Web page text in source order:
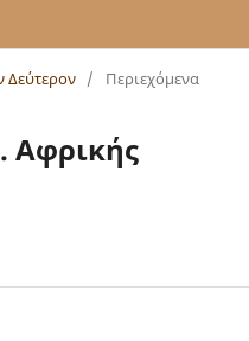
Δεύτερον / Περιεχόμενα
Αφρικής